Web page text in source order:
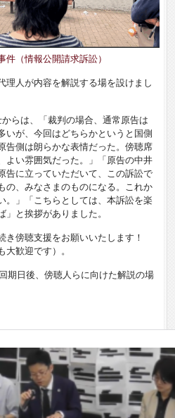
件（情報公開請求訴訟）
理人が内容を解説する場を設けまし
らは、「裁判の場合、通常原告は
いが、今回はどちらかというと国側
告側は朗らかな表情だった。傍聴席
よい雰囲気だった。」「原告の中井
告に立っていただいて、この訴訟で
の、みなさまのものになる。これか
。」「こちらとしては、本訴訟を楽
」と挨拶がありました。
き傍聴支援をお願いいたします！
大歓迎です）。
期日後、傍聴人らに向けた解説の場